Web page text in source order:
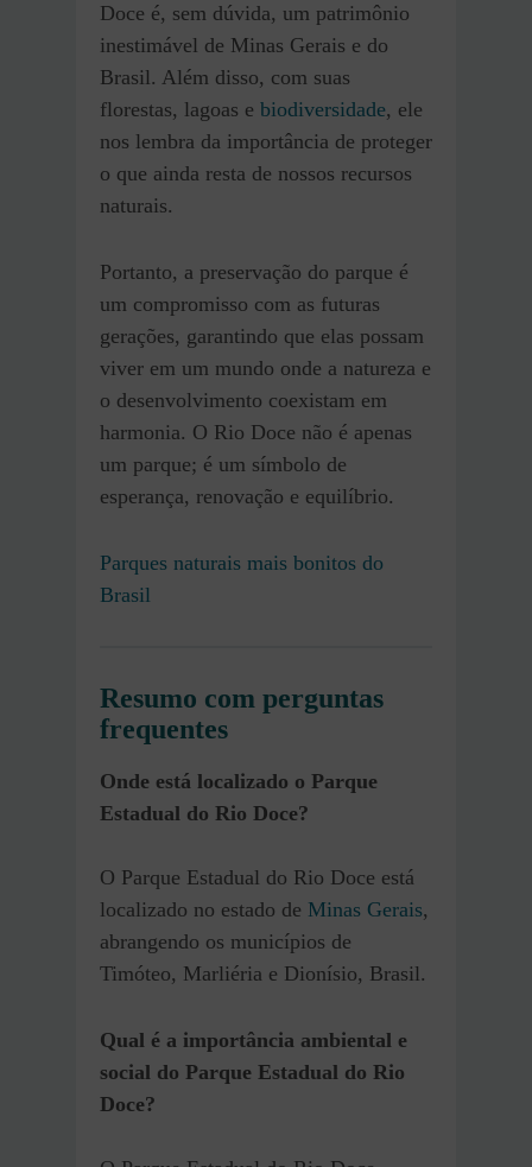
Doce é, sem dúvida, um patrimônio
inestimável de Minas Gerais e do
Brasil. Além disso, com suas
florestas, lagoas e biodiversidade, ele
nos lembra da importância de proteger
o que ainda resta de nossos recursos
naturais.
Portanto, a preservação do parque é
um compromisso com as futuras
gerações, garantindo que elas possam
viver em um mundo onde a natureza e
o desenvolvimento coexistam em
harmonia. O Rio Doce não é apenas
um parque; é um símbolo de
esperança, renovação e equilíbrio.
Parques naturais mais bonitos do
Brasil
Resumo com perguntas
frequentes
Onde está localizado o Parque
Estadual do Rio Doce?
O Parque Estadual do Rio Doce está
localizado no estado de Minas Gerais,
abrangendo os municípios de
Timóteo, Marliéria e Dionísio, Brasil.
Qual é a importância ambiental e
social do Parque Estadual do Rio
Doce?